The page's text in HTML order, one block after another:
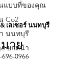
แบบที่ของคุณ
Co2
นนทบุรี
ยกหน้า
เลเซอร์ นนทบุรี
าย
0966